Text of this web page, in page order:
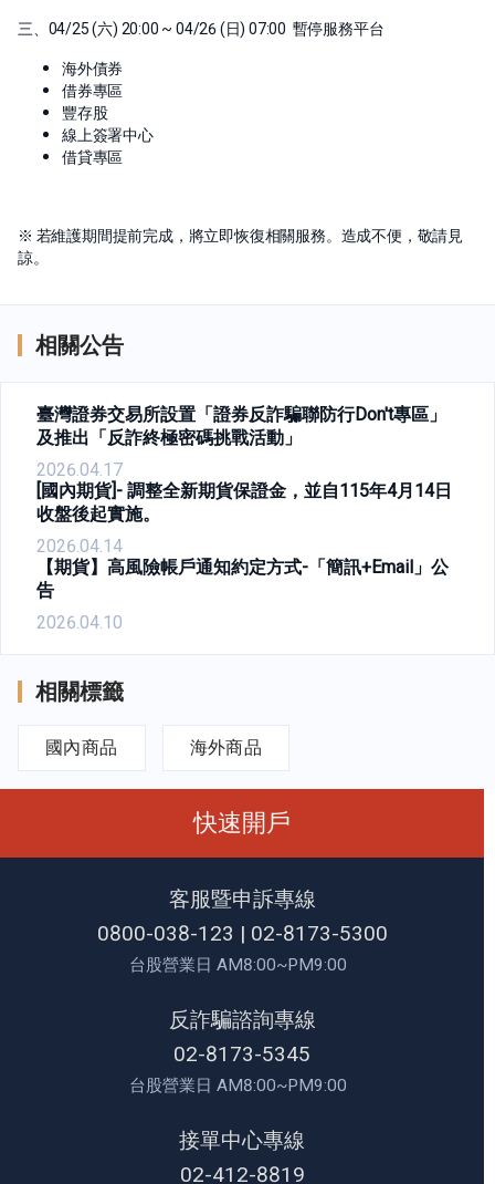
三、04/25 (六) 20:00 ~ 04/26 (日) 07:00 暫停服務平台
海外債券
借券專區
豐存股
線上簽署中心
借貸專區
※ 若維護期間提前完成，將立即恢復相關服務。造成不便，敬請見
諒。
相關公告
臺灣證券交易所設置「證券反詐騙聯防行Don't專區」
及推出「反詐終極密碼挑戰活動」
2026.04.17
[國內期貨]- 調整全新期貨保證金，並自115年4月14日
收盤後起實施。
2026.04.14
【期貨】高風險帳戶通知約定方式-「簡訊+Email」公
告
2026.04.10
相關標籤
國內商品 海外商品
快速開戶
客服暨申訴專線
0800-038-123 | 02-8173-5300
台股營業日 AM8:00~PM9:00
反詐騙諮詢專線
02-8173-5345
台股營業日 AM8:00~PM9:00
接單中心專線
02-412-8819